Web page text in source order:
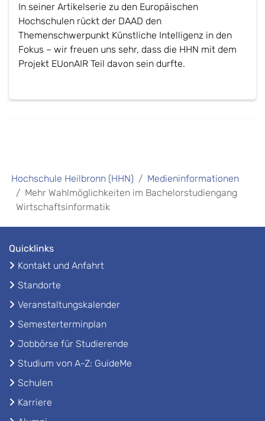
In seiner Artikelserie zu den Europäischen
Hochschulen rückt der DAAD den
Themenschwerpunkt Künstliche Intelligenz in den
Fokus – wir freuen uns sehr, dass die HHN mit dem
Projekt EUonAIR Teil davon sein durfte.
Hochschule Heilbronn (HHN)
Medieninformationen
Mehr Wahlmöglichkeiten im Bachelorstudiengang
Wirtschaftsinformatik
Quicklinks
Kontakt und Anfahrt
Standorte
Veranstaltungskalender
Semesterterminplan
Jobbörse für Studierende
Studium von A-Z: GuideMe
Schulen
Karriere